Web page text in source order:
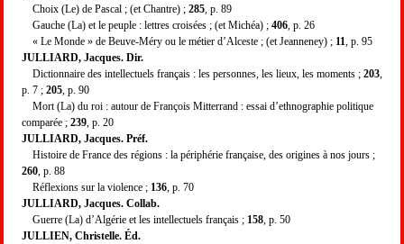
Choix (Le) de Pascal ; (et Chantre) ; 285 , p. 89
Gauche (La) et le peuple : lettres croisées ; (et Michéa) ; 406 , p. 26
« Le Monde » de Beuve-Méry ou le métier d’Alceste ; (et Jeanneney) ; 11 , p. 95
JULLIARD, Jacques. Dir.
Dictionnaire des intellectuels français : les personnes, les lieux, les moments ; 203
p. 7 ; 205 , p. 90
Mort (La) du roi : autour de François Mitterrand : essai d’ethnographie politique
comparée ; 239 , p. 20
JULLIARD, Jacques. Préf.
Histoire de France des régions : la périphérie française, des origines à nos jours ;
260 , p. 88
Réflexions sur la violence ; 136 , p. 70
JULLIARD, Jacques. Collab.
Guerre (La) d’Algérie et les intellectuels français ; 158 , p. 50
JULLIEN, Christelle. Éd.